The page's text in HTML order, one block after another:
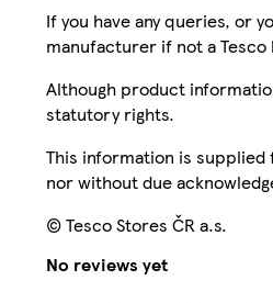
If you have any queries, or
manufacturer if not a
Although product
statutory rights.
This information is supplied
nor without due
© Tesco Stores ČR a.s.
No reviews yet